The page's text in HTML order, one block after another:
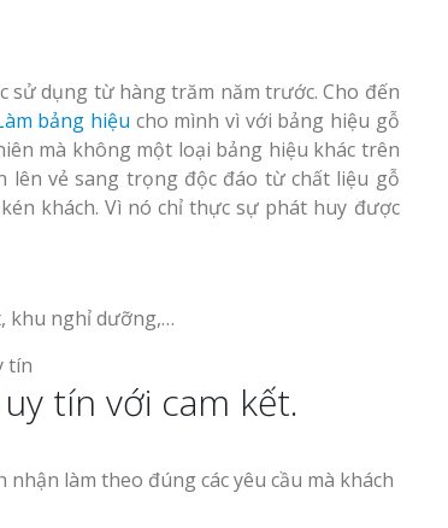
sử dụng từ hàng trăm năm trước. Cho đến
bảng hiệu cho mình vì với bảng hiệu gỗ
mà không một loại bảng hiệu khác trên
vẻ sang trọng độc đáo từ chất liệu gỗ
khách. Vì nó chỉ thực sự phát huy được
khu nghỉ dưỡng,…
uy tín với cam kết.
làm theo đúng các yêu cầu mà khách
Làm biển quảng cáo tại
Vinh Nghệ An
Làm Biển Hiệu Tại Nam
Đàn Uy Tín Giá Xưởng
Phẩm Vinh Thu Hút Khách Hàng
Shop Quần Áo Nghệ An
biển hiệu gỗ
ấn tượng
rẻ
biển gỗ tại Hà